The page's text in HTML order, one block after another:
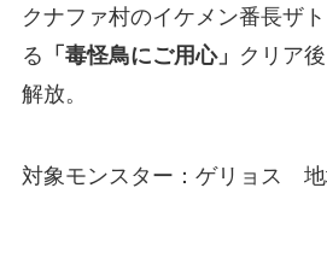
クナファ村のイケメン番長ザ
る 「毒怪鳥にご用心」 クリア
解放。
対象モンスター：ゲリョス